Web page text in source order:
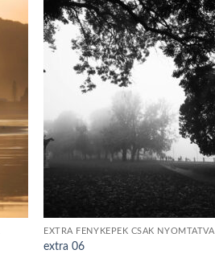
EXTRA FÉNYKÉPEK CSAK NYOMTATVA
extra 06